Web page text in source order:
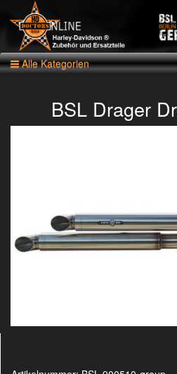
Alle Kategorien
BSL Drager